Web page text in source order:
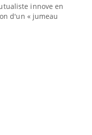
innove en
d'un « jumeau